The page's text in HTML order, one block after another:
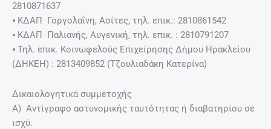
2810871637
⦁ ΚΔΑΠ Γοργολαΐνη, Ασίτες, τηλ. επικ.: 2810861542
⦁ ΚΔΑΠ Παλιανής, Αυγενική, τηλ. επικ. : 2810791207
⦁ Τηλ. επικ. Κοινωφελούς Επιχείρησης Δήμου Ηρακλείου
(ΔΗΚΕΗ) : 2813409852 (Τζουλιαδάκη Κατερίνα)
Δικαιολογητικά συμμετοχής
Α) Αντίγραφο αστυνομικής ταυτότητας ή διαβατηρίου σε
ισχύ.